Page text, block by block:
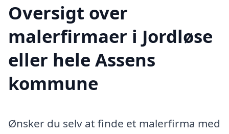
Oversigt over
malerfirmaer i Jordløse
eller hele Assens
kommune
Ønsker du selv at finde et malerfirma med